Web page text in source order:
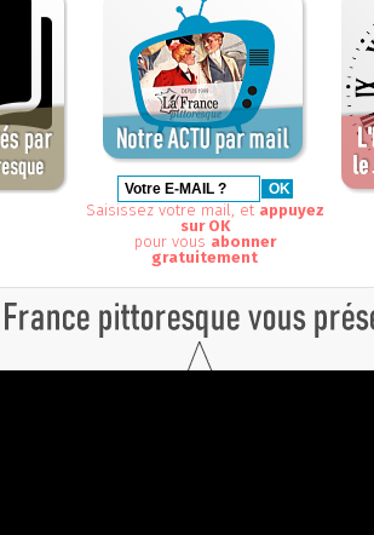
Saisissez votre mail, et appuyez
sur OK
pour vous abonner
gratuitement